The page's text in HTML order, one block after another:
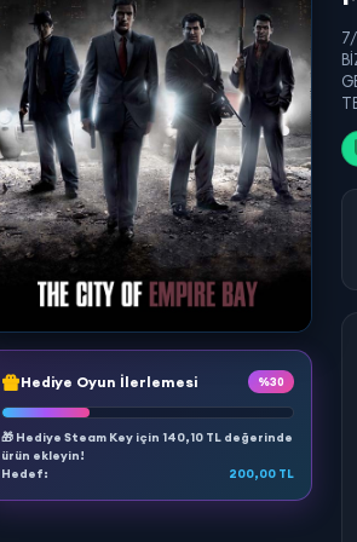
Hediye Oyun İlerlemesi %30
🎁 Hediye Steam Key için 140,10 TL değerinde
ürün ekleyin!
Hedef:
200,00 TL